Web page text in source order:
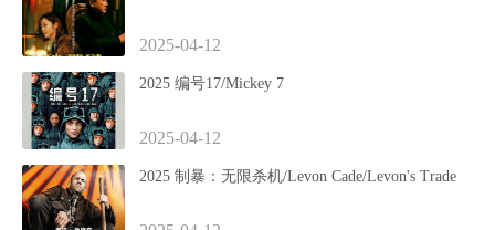
2025-04-12
2025 编号17/Mickey 7
2025-04-12
2025 制暴：无限杀机/Levon Cade/Levon's Trade